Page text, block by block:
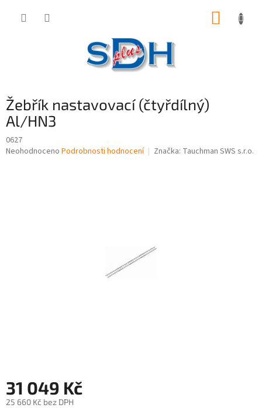
Žebřík nastavovací (čtyřdílný)
Al/HN3
0627
Průměrné
Neohodnoceno Podrobnosti hodnocení Značka: Tauchman SWS s.r.o.
31 049 Kč
25 660 Kč bez DPH